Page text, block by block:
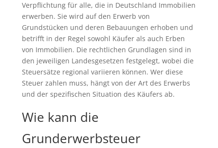
Verpflichtung für alle, die in Deutschland Immobilien
erwerben. Sie wird auf den Erwerb von
Grundstücken und deren Bebauungen erhoben und
betrifft in der Regel sowohl Käufer als auch Erben
von Immobilien. Die rechtlichen Grundlagen sind in
den jeweiligen Landesgesetzen festgelegt, wobei die
Steuersätze regional variieren können. Wer diese
Steuer zahlen muss, hängt von der Art des Erwerbs
und der spezifischen Situation des Käufers ab.
Wie kann die
Grunderwerbsteuer